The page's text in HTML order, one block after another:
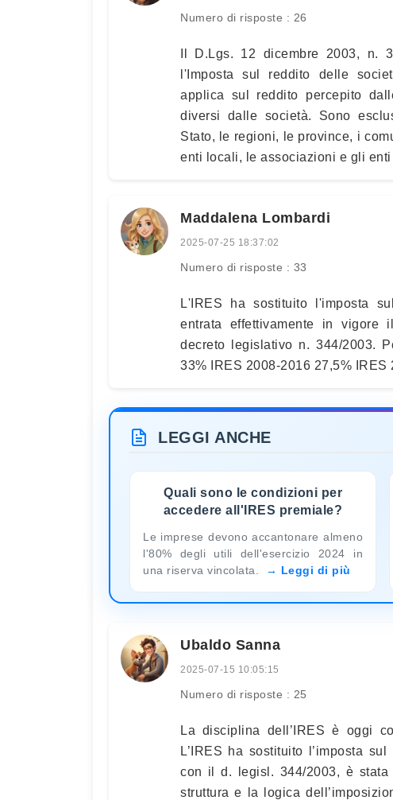
Numero di risposte : 26
Il D.Lgs. 12 dicembre 2003, n.
l'Imposta sul reddito delle
applica sul reddito percepito
diversi dalle società. Sono
Stato, le regioni, le province, i
enti locali, le associazioni e gli
Maddalena Lombardi
2025-07-25 18:37:02
Numero di risposte : 33
L'IRES ha sostituito l'imposta
entrata effettivamente in vigore
decreto legislativo n. 344/2003.
33% IRES 2008-2016 27,5% IRES
LEGGI ANCHE
Quali sono le condizioni per
accedere all'IRES premiale?
Le imprese devono accantonare almeno
l'80% degli utili dell'esercizio 2024 in
una riserva vincolata.
Leggi di più
Ubaldo Sanna
2025-07-15 10:05:15
Numero di risposte : 25
La disciplina dell’IRES è oggi
L’IRES ha sostituito l’imposta
con il d. legisl. 344/2003, è
struttura e la logica